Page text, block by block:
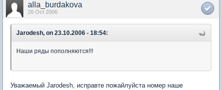
alla_burdakova
26 Oct 2006
Jarodesh, on 23.10.2006 - 18:54:
Наши ряды пополняются!!!
Уважаемый Jarodesh, исправте пожайлуйста номер наше